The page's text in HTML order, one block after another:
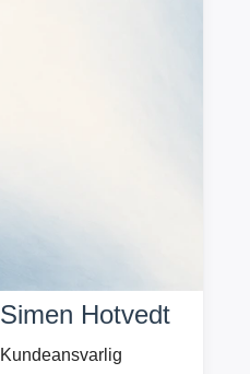
Simen Hotvedt
Kundeansvarlig